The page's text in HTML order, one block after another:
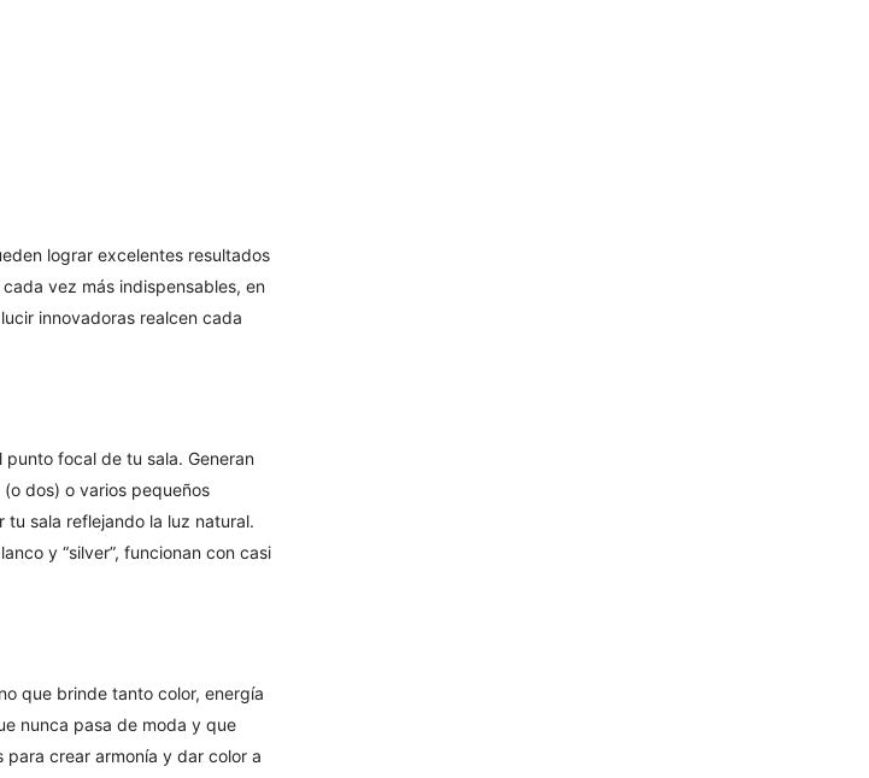
lograr excelentes resultados
vez más indispensables, en
innovadoras realcen cada
focal de tu sala. Generan
dos) o varios pequeños
sala reflejando la luz natural.
y “silver”, funcionan con casi
que brinde tanto color, energía
nunca pasa de moda y que
crear armonía y dar color a